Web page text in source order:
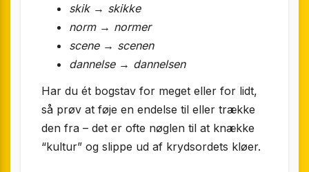
skik→ skikke
norm→ normer
scene→ scenen
dannelse→ dannelsen
Har du ét bogstav for meget eller for lidt,
så prøv at føje en endelse til eller trække
den fra – det er ofte nøglen til at knække
“kultur” og slippe ud af krydsordets kløer.